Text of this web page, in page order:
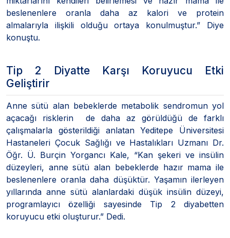
beslenenlere oranla daha az kalori ve protein
almalarıyla ilişkili olduğu ortaya konulmuştur.” Diye
konuştu.
Tip 2 Diyatte Karşı Koruyucu Etki
Geliştirir
Anne sütü alan bebeklerde metabolik sendromun yol
açacağı risklerin de daha az görüldüğü de farklı
çalışmalarla gösterildiği anlatan Yeditepe Üniversitesi
Hastaneleri Çocuk Sağlığı ve Hastalıkları Uzmanı Dr.
Öğr. Ü. Burçin Yorgancı Kale, “Kan şekeri ve insülin
düzeyleri, anne sütü alan bebeklerde hazır mama ile
beslenenlere oranla daha düşüktür. Yaşamın ilerleyen
yıllarında anne sütü alanlardaki düşük insülin düzeyi,
programlayıcı özelliği sayesinde Tip 2 diyabetten
koruyucu etki oluşturur.” Dedi.